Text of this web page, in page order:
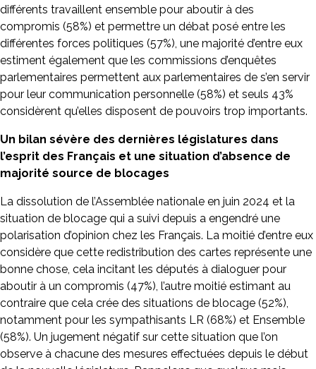
différents travaillent ensemble pour aboutir à des
compromis (58%) et permettre un débat posé entre les
différentes forces politiques (57%), une majorité d’entre eux
estiment également que les commissions d’enquêtes
parlementaires permettent aux parlementaires de s’en servir
pour leur communication personnelle (58%) et seuls 43%
considèrent qu’elles disposent de pouvoirs trop importants.
Un bilan sévère des dernières législatures dans
l’esprit des Français et une situation d’absence de
majorité source de blocages
La dissolution de l’Assemblée nationale en juin 2024 et la
situation de blocage qui a suivi depuis a engendré une
polarisation d’opinion chez les Français. La moitié d’entre eux
considère que cette redistribution des cartes représente une
bonne chose, cela incitant les députés à dialoguer pour
aboutir à un compromis (47%), l’autre moitié estimant au
contraire que cela crée des situations de blocage (52%),
notamment pour les sympathisants LR (68%) et Ensemble
(58%). Un jugement négatif sur cette situation que l’on
observe à chacune des mesures effectuées depuis le début